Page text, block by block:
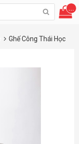
...
Ghế Công Thái Học